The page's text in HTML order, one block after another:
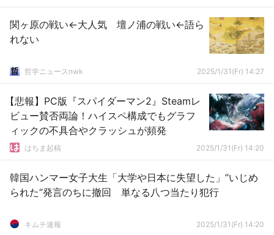
関ヶ原の戦い←大人気 壇ノ浦の戦い←語ら
れない
哲学ニュースnwk 2025/1/31(Fr) 14:27
【悲報】PC版『スパイダーマン2』Steamレ
ビュー賛否両論！ハイスペ構成でもグラフ
ィックの不具合やクラッシュが頻発
はちま起稿 2025/1/31(Fr) 14:20
韓国ハンマー女子大生「大学や日本に失望した」”いじめ
られた“発言のちに撤回 単なる八つ当たり犯行
キムチ速報 2025/1/31(Fr) 14:20